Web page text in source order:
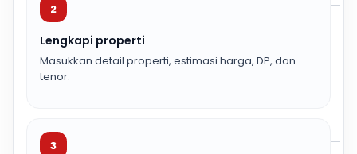
2
Lengkapi properti
Masukkan detail properti, estimasi harga, DP, dan
tenor.
3